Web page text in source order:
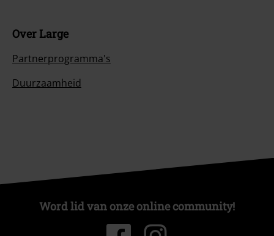
Over Large
Partnerprogramma's
Duurzaamheid
Word lid van onze online community!